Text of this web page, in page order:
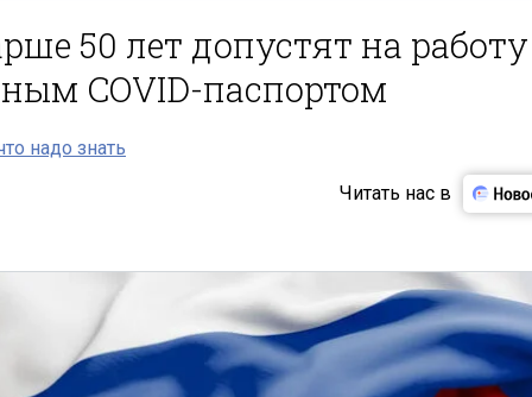
50 лет допустят на работу
COVID-паспортом
надо знать
Читать нас в